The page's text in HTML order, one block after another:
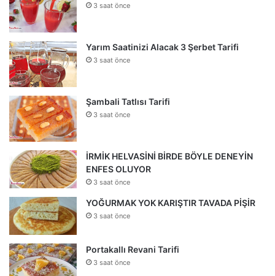
3 saat önce
Yarım Saatinizi Alacak 3 Şerbet Tarifi
3 saat önce
Şambali Tatlısı Tarifi
3 saat önce
İRMİK HELVASİNİ BİRDE BÖYLE DENEYİN
ENFES OLUYOR
3 saat önce
YOĞURMAK YOK KARIŞTIR TAVADA PİŞİR
3 saat önce
Portakallı Revani Tarifi
3 saat önce